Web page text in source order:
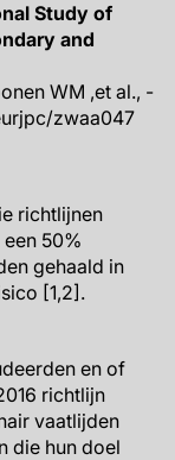
Study of
and
WM ,et al., -
zwaa047
richtlijnen
50%
gehaald in
[1,2].
en of
richtlijn
vaatlijden
die hun doel